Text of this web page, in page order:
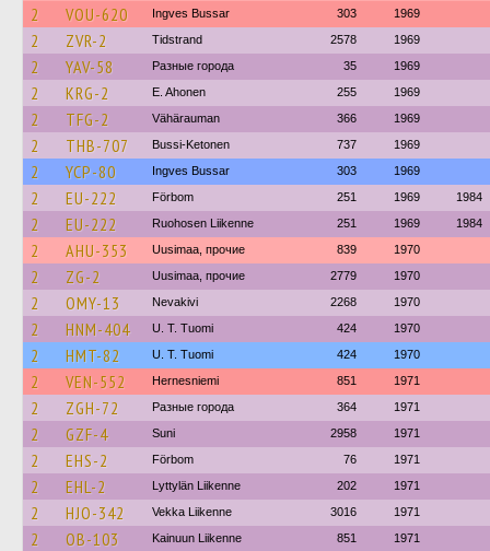
2 VOU-620 Ingves Bussar 303 1969
2 ZVR-2 Tidstrand 2578 1969
2 YAV-58 Разные города 35 1969
2 KRG-2 E. Ahonen 255 1969
2 TFG-2 Vähärauman 366 1969
2 THB-707 Bussi-Ketonen 737 1969
2 YCP-80 Ingves Bussar 303 1969
2 EU-222 Förbom 251 1969 1984
2 EU-222 Ruohosen Liikenne 251 1969 1984
2 AHU-353 Uusimaa, прочие 839 1970
2 ZG-2 Uusimaa, прочие 2779 1970
2 OMY-13 Nevakivi 2268 1970
2 HNM-404 U. T. Tuomi 424 1970
2 HMT-82 U. T. Tuomi 424 1970
2 VEN-552 Hernesniemi 851 1971
2 ZGH-72 Разные города 364 1971
2 GZF-4 Suni 2958 1971
2 EHS-2 Förbom 76 1971
2 EHL-2 Lyttylän Liikenne 202 1971
2 HJO-342 Vekka Liikenne 3016 1971
2 OB-103 Kainuun Liikenne 851 1971